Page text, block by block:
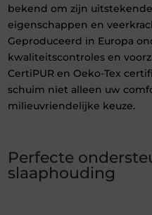
bekend om zijn
eigenschappen en
Geproduceerd in Europa
kwaliteitscontroles en
CertiPUR en Oeko-Tex
schuim niet alleen uw
milieuvriendelijke keuze.
Perfecte
slaaphouding